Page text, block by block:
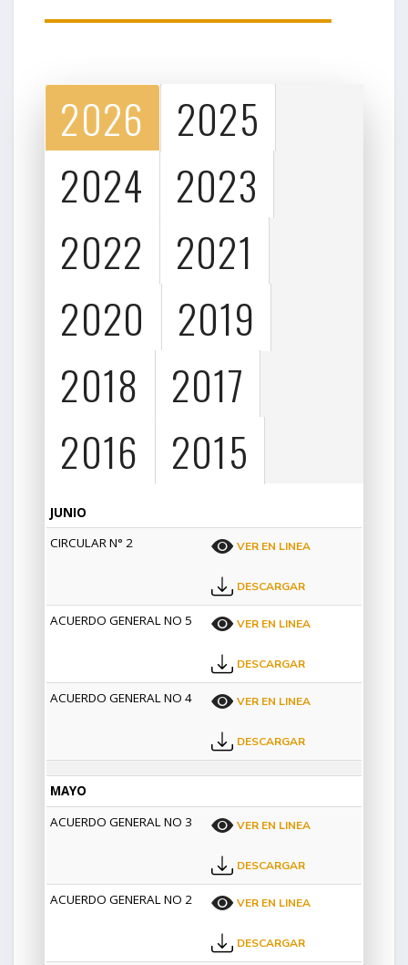
2026
2025
2024
2023
2022
2021
2020
2019
2018
2017
2016
2015
JUNIO
CIRCULAR N° 2
VER EN LINEA
DESCARGAR
ACUERDO GENERAL NO 5 VER EN LINEA
DESCARGAR
ACUERDO GENERAL NO 4 VER EN LINEA
DESCARGAR
MAYO
ACUERDO GENERAL NO 3
VER EN LINEA
DESCARGAR
ACUERDO GENERAL NO 2 VER EN LINEA
DESCARGAR